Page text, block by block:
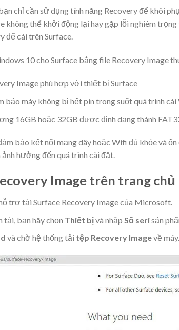
chỉ cần sử dụng tính năng Recovery để khôi
không thể khởi động lại hay gặp lỗi nghiêm
để cài trên Surface.
10 cho Surface bằng file Recovery Image
Image phù hợp với thiết bị Surface
bảo máy không bị hết pin trong suốt quá trình cài
16GB hoặc 32GB được định dạng thành
bảo kết nối mạng dây hoặc Wifi đủ khỏe và
hưởng đến quá trình cài đặt.
Image trên trang
trợ tải Surface Recovery Imagecủa Microsoft.
tải, bạn hãy chọn Thiết bịvà nhập Số serisản
và chờ hệ thống tải tệp Recovery Imagevề máy.